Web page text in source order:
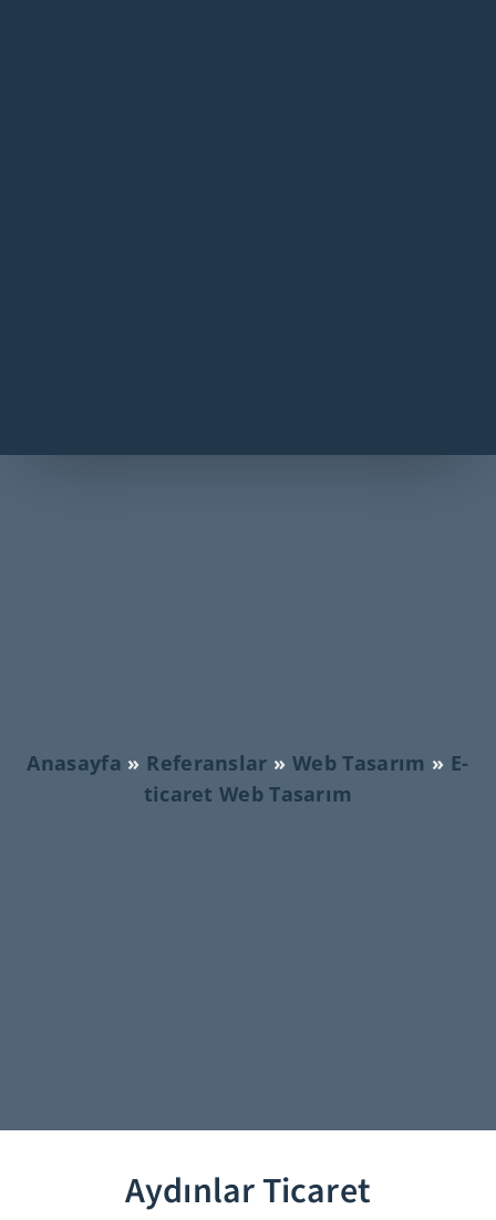
Anasayfa » Referanslar »Web Tasarım » E-
ticaret Web Tasarım
Aydınlar Ticaret